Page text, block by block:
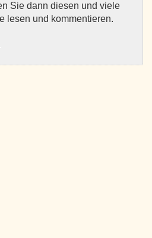
Sie dann diesen und viele
lesen und kommentieren.